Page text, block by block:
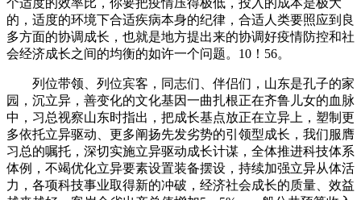
的，适度的环境下合适疾病本身的纪律，合适人类要照应到良
多方面的协调成长，也就是地方提出来的协调好疫情防控和社
会经济成长之间的均衡的如许一个问题。10！56。
列位带领、列位宾客，同志们、伴侣们，山东是孔子的家
园，沉立异，善变化的文化基因一曲扎根正在齐鲁儿女的血脉
中，习总视察山东时指出，把成长基点放正在立异上，塑制更
多依托立异驱动、更多阐扬先发劣势的引领型成长，我们服膺
习总的嘱托，深切实施立异驱动成长计谋，全体推进科技体系
体例，不竭优化立异要素设置装备摆设，持续加强立异从体活
力，各项科技事业取得新的冲破，经济社会成长的质量、效益